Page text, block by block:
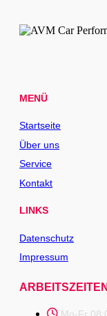
MENÜ
Startseite
Über uns
Service
Kontakt
LINKS
Datenschutz
Impressum
ARBEITSZEITEN
Mo-